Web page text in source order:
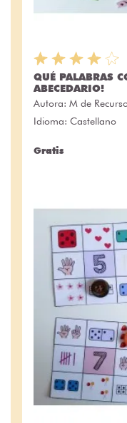
QUÉ PALABRAS
ABECEDARIO!
Autora: M de
Idioma: Castellano
Gratis